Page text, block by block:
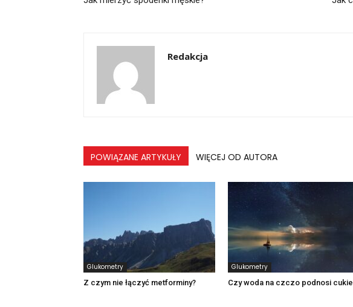
Redakcja
POWIĄZANE ARTYKUŁY WIĘCEJ OD AUTORA
Glukometry
Z czym nie łączyć metforminy?
Glukometry
Czy woda na czczo podnosi